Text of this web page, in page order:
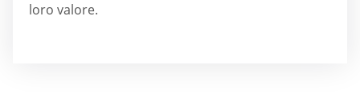
loro valore.